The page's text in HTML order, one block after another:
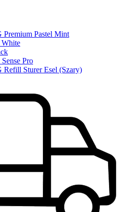
Pastel Mint
Pro
Sturer Esel (Szary)